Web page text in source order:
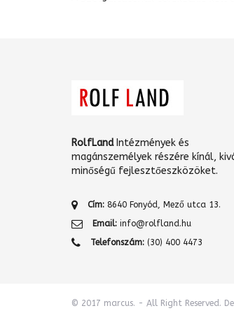
RolfLandIntézmények és
magánszemélyek részére kínál,
minőségű fejlesztőeszközöket.
Cím: 8640 Fonyód, Mező utca 13.
Email: info@rolfland.hu
Telefonszám: (30) 400 4473
© 2017 marcus. - All Right Reserved.